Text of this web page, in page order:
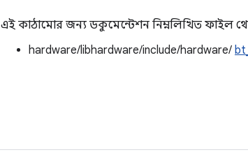
এই কাঠামোর জন্য ডকুমেন্টেশন নিম্নলিখিত ফাইল
hardware/libhardware/include/hardware/